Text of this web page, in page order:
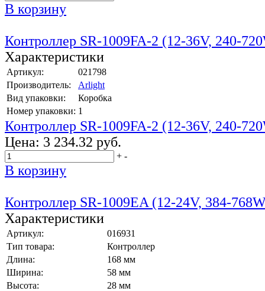
В корзину
Контроллер SR-1009FA-2 (12-36V, 240-
Характеристики
Артикул:
021798
Производитель:
Arlight
Вид упаковки:
Коробка
Номер упаковки: 1
Контроллер SR-1009FA-2 (12-36V, 240-
Цена: 3 234.32 руб.
+ -
В корзину
Контроллер SR-1009EA (12-24V, 384-
Характеристики
Артикул:
016931
Тип товара:
Контроллер
Длина:
168 мм
Ширина:
58 мм
Высота:
28 мм